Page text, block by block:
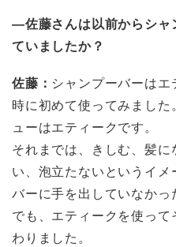
―佐藤さんは以前からシャ
ていましたか？
佐藤： シャンプーバーは
時に初めて使ってみまし
ューはエティークです。
それまでは、きしむ、髪に
い、泡立たないというイ
バーに手を出していなかっ
でも、エティークを使っ
わりました。